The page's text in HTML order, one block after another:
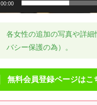
00:00
各女性の追加の写真や詳
バシー保護の為）。
無料会員登録ページはこ